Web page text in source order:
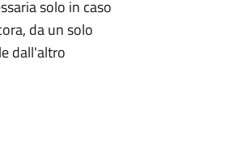
solo in caso
da un solo
dall'altro